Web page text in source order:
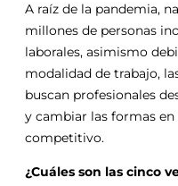
A raíz de la pandemia,
millones de personas
laborales, asimismo
modalidad de trabajo,
buscan profesionales
y cambiar las formas
competitivo.
¿Cuáles son las cinco